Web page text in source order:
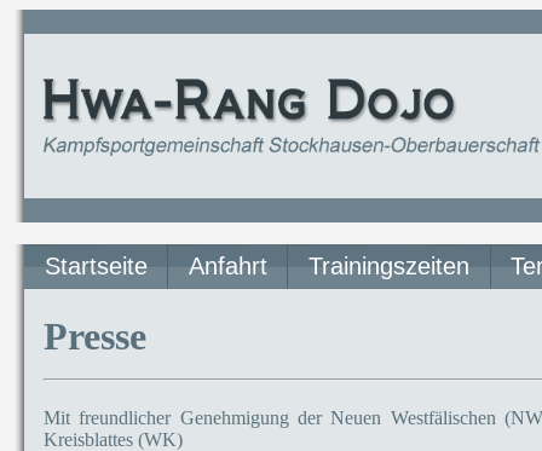
Startseite Anfahrt Trainingszeiten
Presse
Mit freundlicher Genehmigung der Neuen Westfälischen
Kreisblattes (WK)